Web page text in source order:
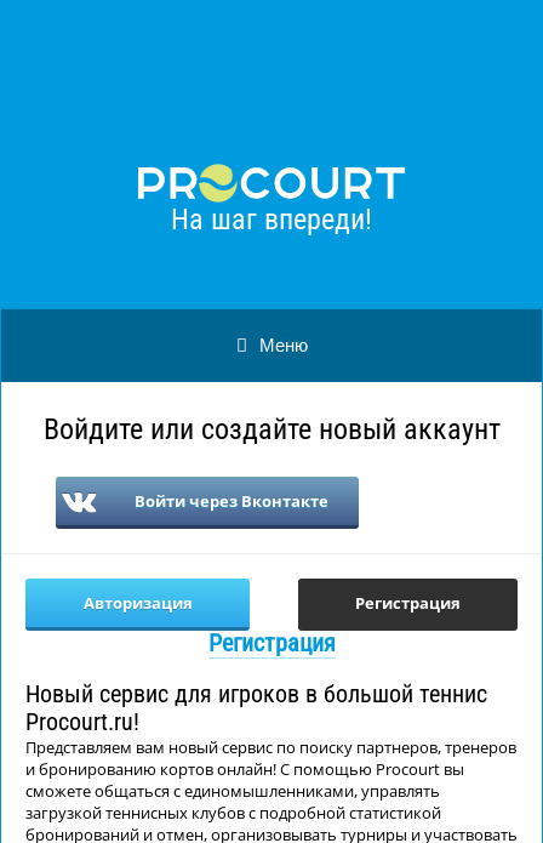
На шаг впереди!
Меню
Войдите или создайте новый аккаунт
Войти через Вконтакте
Авторизация Регистрация
Регистрация
Новый сервис для игроков в большой теннис
Procourt.ru!
Представляем вам новый сервис по поиску партнеров, тренеров
и бронированию кортов онлайн! С помощью Procourt вы
сможете общаться с единомышленниками, управлять
загрузкой теннисных клубов с подробной статистикой
бронирований и отмен, организовывать турниры и участвовать